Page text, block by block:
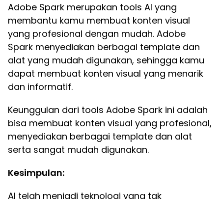
Adobe Spark merupakan tools AI yang
membantu kamu membuat konten visual
yang profesional dengan mudah. Adobe
Spark menyediakan berbagai template dan
alat yang mudah digunakan, sehingga kamu
dapat membuat konten visual yang menarik
dan informatif.
Keunggulan dari tools Adobe Spark ini adalah
bisa membuat konten visual yang profesional,
menyediakan berbagai template dan alat
serta sangat mudah digunakan.
Kesimpulan:
AI telah menjadi teknologi yang tak